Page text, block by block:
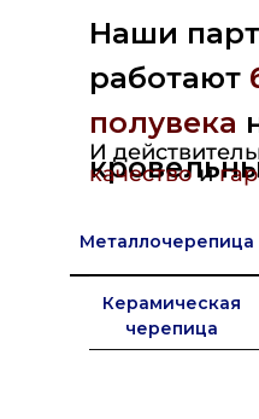
Наши
работают
полувека
И
качествои
Металлочерепица
Керамическая
черепица